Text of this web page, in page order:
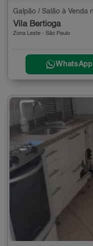
Galpão / Salão à Venda
Vila Bertioga
Zona Leste - São Paulo
WhatsApp